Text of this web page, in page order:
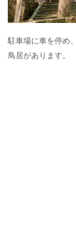
駐車場に車を停め
鳥居があります。